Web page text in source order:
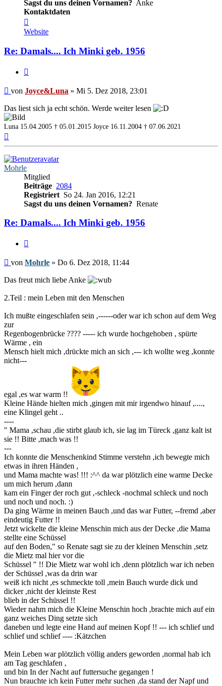
Sagst du uns deinen Vornamen? Anke
Kontaktdaten
von
Joyce&Luna
Website
Re: Damals.... Ich Minki geb. 1956
Beitrag
von Joyce&Luna » Mi 5. Dez 2018, 23:01
Das liest sich ja echt schön. Werde weiter lesen
Luna 15.04.2005 † 05.01.2015 Joyce 16.11.2004 † 07.06.2021
Mohrle
Mitglied
Beiträge 2084
Registriert So 24. Jan 2016, 12:21
Sagst du uns deinen Vornamen? Renate
Re: Damals.... Ich Minki geb. 1956
Beitrag
von Mohrle » Do 6. Dez 2018, 11:44
Das freut mich liebe Anke
2.Teil : mein Leben mit den Menschen
Ich mußte eingeschlafen sein ,------oder war ich schon auf dem Weg
zur
Regenbogenbrücke ???? ----- ich wurde hochgehoben , spürte
Wärme , ein
Mensch hielt mich ,drückte mich an sich ,--- ich wollte weg ,konnte
nicht---
egal ,es war warm !!
Kleine Hände hielten mich ,gingen mit mir irgendwo hinauf ,....,
eine Klingel geht ..
----
" Mama ,schau ,die stirbt glaub ich, sie lag im Türeck ,ganz kalt ist
sie !! Bitte ,mach was !!
---
Ich konnte die Menschenkind Stimme verstehn ,ich bewegte mich
etwas in ihren Händen ,
und Mama machte was! !!! :^^ da war plötzlich eine warme Decke
um mich herum ,dann
kam ein Finger der roch gut ,-schleck -nochmal schleck und noch
und noch und noch. :)
Da ging Wärme in meinen Bauch ,und das war Futter, --fremd ,aber
eindeutig Futter !!
Jetzt wickelte die kleine Menschin mich aus der Decke ,die Mama
stellte eine Schüssel
auf den Boden," so Renate sagt sie zu der kleinen Menschin ,setz
die Mietz mal hier vor die
Schüssel " !! Die Mietz war wohl ich ,denn plötzlich war ich neben
der Schüssel ,was da drin war
weiß ich nicht ,es schmeckte toll ,mein Bauch wurde dick und
dicker ,nicht der kleinste Rest
blieb in der Schüssel !!
Wieder nahm mich die Kleine Menschin hoch ,brachte mich auf ein
ganz weiches Ding setzte sich
daneben und legte eine Hand auf meinen Kopf !! --- ich schlief und
schlief und schlief ---- :Kätzchen
Mein Leben war plötzlich völlig anders geworden ,normal hab ich
am Tag geschlafen ,
und bin In der Nacht auf futtersuche gegangen !
Nun brauchte ich kein Futter mehr suchen ,da stand der Napf und